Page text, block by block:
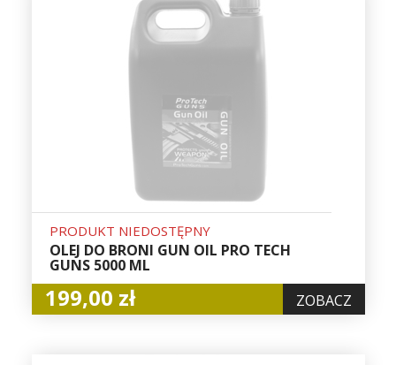
PRODUKT NIEDOSTĘPNY
OLEJ DO BRONI GUN OIL PRO TECH
GUNS 5000 ML
199,00 zł ZOBACZ